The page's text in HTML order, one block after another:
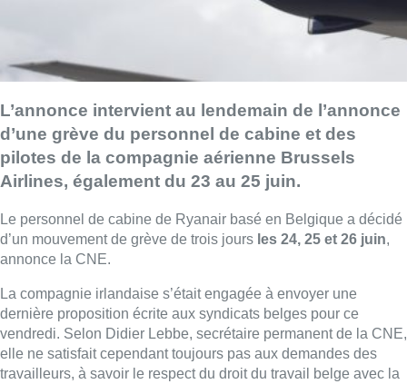
L’annonce intervient au lendemain de l’annonce
d’une grève du personnel de cabine et des
pilotes de la compagnie aérienne Brussels
Airlines, également du 23 au 25 juin.
Le personnel de cabine de Ryanair basé en Belgique a décidé
d’un mouvement de grève de trois jours les 24, 25 et 26 juin,
annonce la CNE.
La compagnie irlandaise s’était engagée à envoyer une
dernière proposition écrite aux syndicats belges pour ce
vendredi. Selon Didier Lebbe, secrétaire permanent de la CNE,
elle ne satisfait cependant toujours pas aux demandes des
travailleurs, à savoir le respect du droit du travail belge avec la